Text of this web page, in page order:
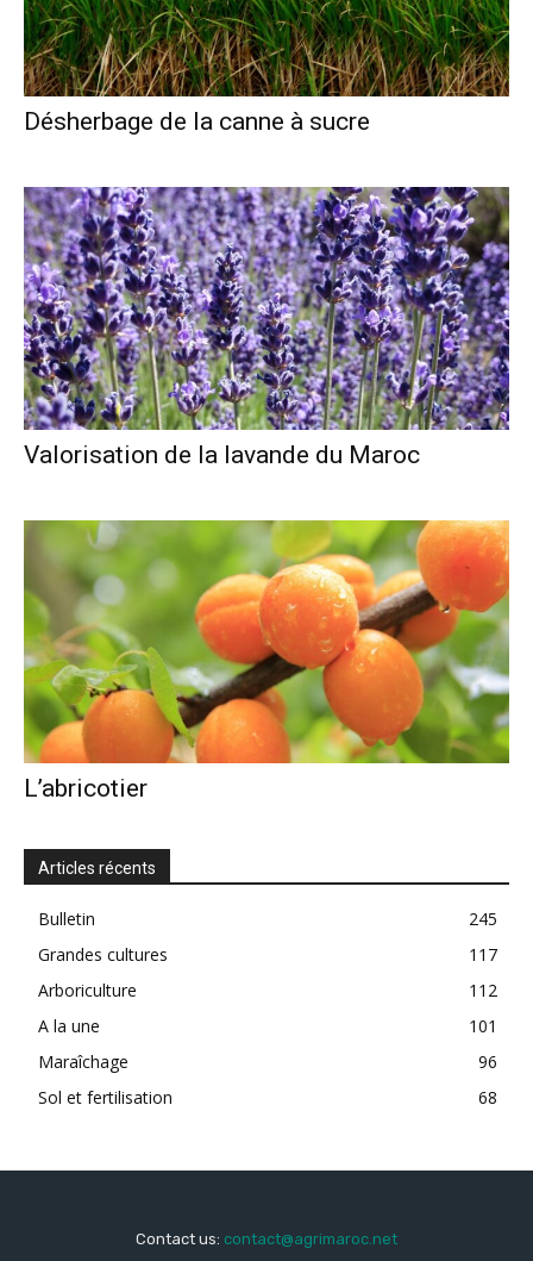
Désherbage de la canne à sucre
Valorisation de la lavande du Maroc
L’abricotier
Articles récents
Bulletin
245
Grandes cultures
117
Arboriculture
112
A la une
101
Maraîchage
96
Sol et fertilisation
68
Contact us: contact@agrimaroc.net